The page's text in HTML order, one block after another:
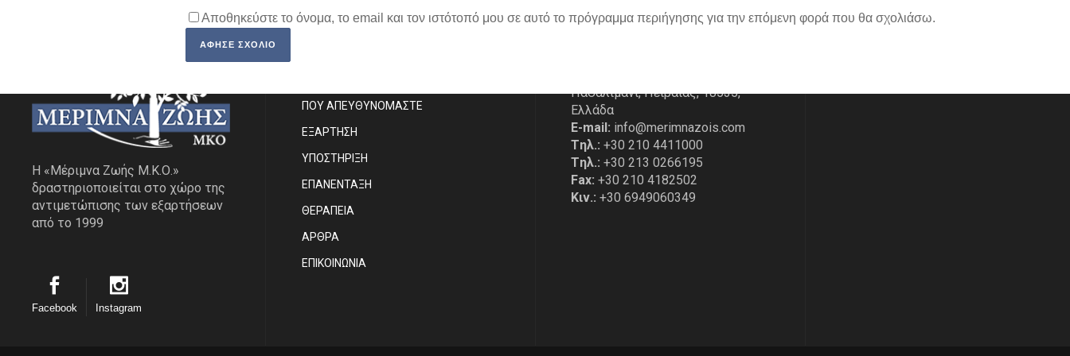
Αποθηκεύστε το όνομα, το email και τον ιστότοπό μου σε αυτό το πρόγραμμα περιήγησης για την επόμενη φορά που θα σχολιάσω.
Η «Μέριμνα Ζωής Μ.Κ.Ο.»
δραστηριοποιείται στο χώρο της
αντιμετώπισης των εξαρτήσεων
από το 1999
Facebook Instagram
ΠΟΥ ΑΠΕΥΘΥΝΟΜΑΣΤΕ
ΕΞΑΡΤΗΣΗ
ΥΠΟΣΤΗΡΙΞΗ
ΕΠΑΝΕΝΤΑΞΗ
ΘΕΡΑΠΕΙΑ
ΑΡΘΡΑ
EΠΙΚΟΙΝΩΝΙΑ
Πασαλιμάνι, Πειραιάς, 18535,
Ελλάδα
E-mail: info@merimnazois.com
Tηλ.: +30 210 4411000
Tηλ.: +30 213 0266195
Fax: +30 210 4182502
Κιν.: +30 6949060349